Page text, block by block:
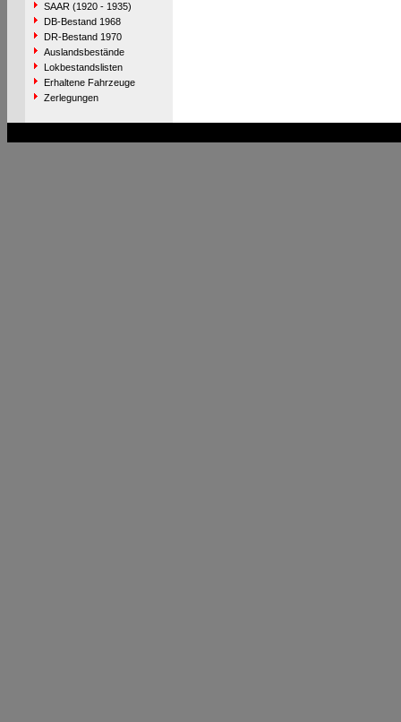
SAAR (1920 - 1935)
DB-Bestand 1968
DR-Bestand 1970
Auslandsbestände
Lokbestandslisten
Erhaltene Fahrzeuge
Zerlegungen